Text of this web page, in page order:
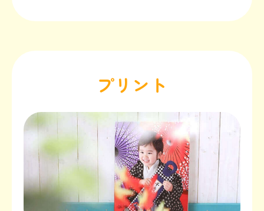
プリント